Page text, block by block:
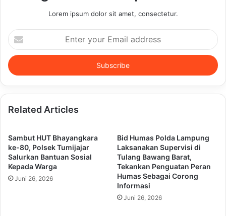
Lorem ipsum dolor sit amet, consectetur.
Enter
your
Email
address
Related Articles
Sambut HUT Bhayangkara
ke-80, Polsek Tumijajar
Salurkan Bantuan Sosial
Kepada Warga
Juni 26, 2026
Bid Humas Polda Lampung
Laksanakan Supervisi di
Tulang Bawang Barat,
Tekankan Penguatan Peran
Humas Sebagai Corong
Informasi
Juni 26, 2026